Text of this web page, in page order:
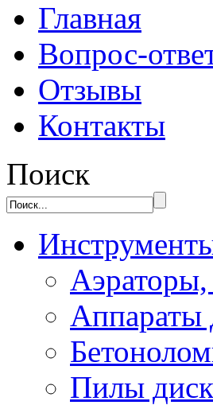
Главная
Вопрос-
Отзывы
Контакты
Поиск
Аппараты
Пилы